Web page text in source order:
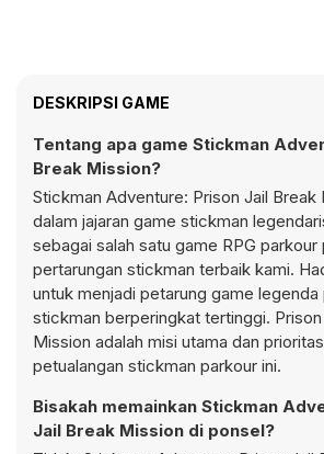
DESKRIPSI GAME
Tentang apa game Stickman
Break Mission?
Stickman Adventure: Prison Jail
dalam jajaran game stickman
sebagai salah satu game RPG parkour
pertarungan stickman terbaik kami.
untuk menjadi petarung game legenda
stickman berperingkat tertinggi.
Mission adalah misi utama dan
petualangan stickman parkour ini.
Bisakah memainkan Stickman
Jail Break Mission di ponsel?